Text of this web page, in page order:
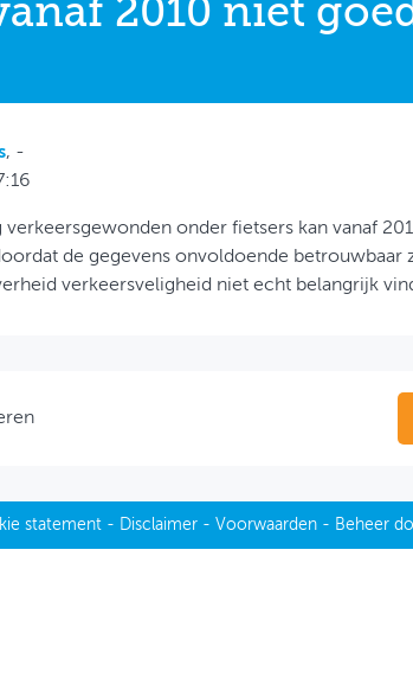
2010 niet
, -
verkeersgewonden onder fietsers kan vanaf
de gegevens onvoldoende betrouwbaar
verkeersveligheid niet echt belangrijk
statement- Disclaimer- Voorwaarden - Beheer